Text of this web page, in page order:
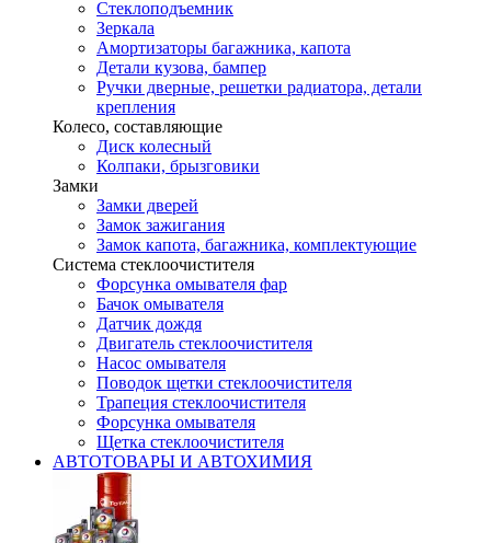
Стеклоподъемник
Зеркала
Амортизаторы багажника, капота
Детали кузова, бампер
Ручки дверные, решетки радиатора, детали
крепления
Колесо, составляющие
Диск колесный
Колпаки, брызговики
Замки
Замки дверей
Замок зажигания
Замок капота, багажника, комплектующие
Система стеклоочистителя
Форсунка омывателя фар
Бачок омывателя
Датчик дождя
Двигатель стеклоочистителя
Насос омывателя
Поводок щетки стеклоочистителя
Трапеция стеклоочистителя
Форсунка омывателя
Щетка стеклоочистителя
АВТОТОВАРЫ И АВТОХИМИЯ